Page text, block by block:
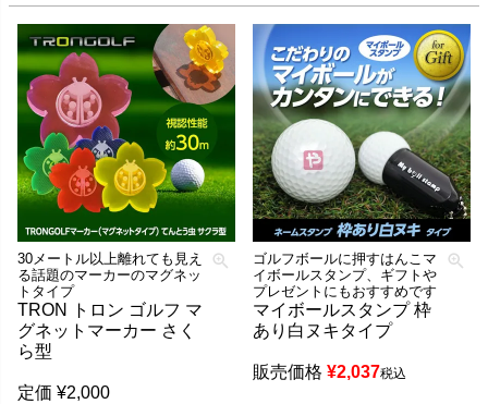
30メートル以上離れても見え
る話題のマーカーのマグネッ
トタイプ
TRON トロン ゴルフ マ
グネットマーカー さく
ら型
定価 ¥2,000
ゴルフボールに押すはんこマ
イボールスタンプ、ギフトや
プレゼントにもおすすめです
マイボールスタンプ 枠
あり白ヌキタイプ
販売価格 ¥2,037税込